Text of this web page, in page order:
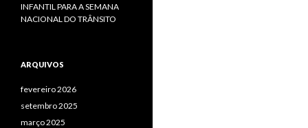
INFANTIL PARA A SEMANA
NACIONAL DO TRÂNSITO
ARQUIVOS
fevereiro 2026
setembro 2025
março 2025